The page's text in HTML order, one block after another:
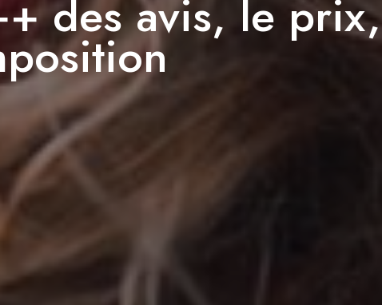
des avis, le prix,